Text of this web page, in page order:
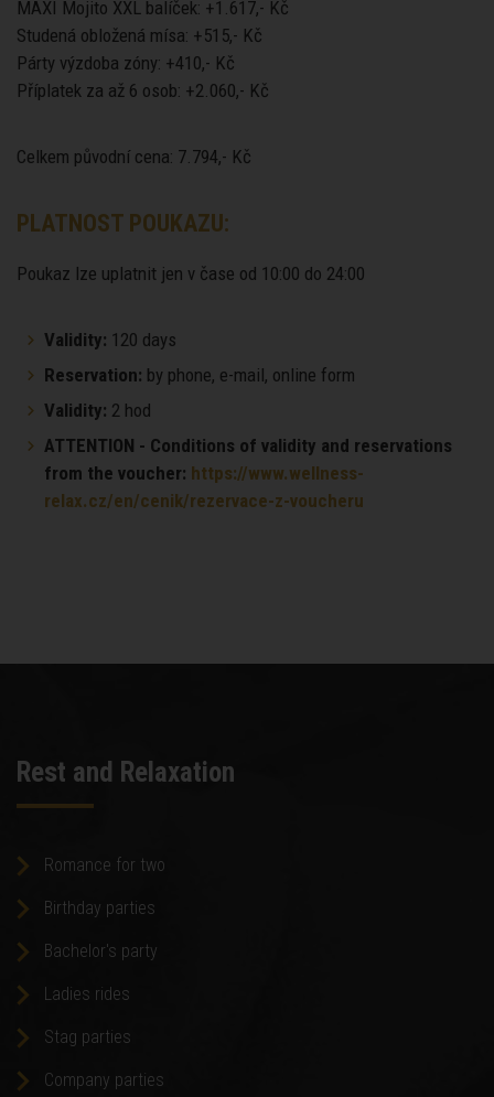
MAXI Mojito XXL balíček: +1.617,- Kč
Studená obložená mísa: +515,- Kč
Párty výzdoba zóny: +410,- Kč
Příplatek za až 6 osob: +2.060,- Kč
Celkem původní cena: 7.794,- Kč
PLATNOST POUKAZU:
Poukaz lze uplatnit jen v čase od 10:00 do 24:00
Validity: 120 days
Reservation: by phone, e-mail, online form
Validity: 2 hod
ATTENTION - Conditions of validity and reservations
from the voucher: https://www.wellness-
relax.cz/en/cenik/rezervace-z-voucheru
Rest and Relaxation
Romance for two
Birthday parties
Bachelor's party
Ladies rides
Stag parties
Company parties